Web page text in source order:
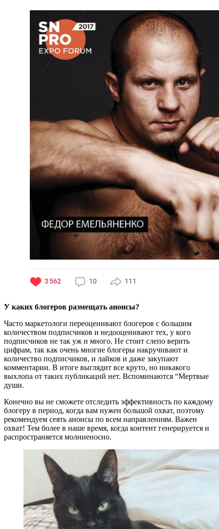
У каких блогеров размещать анонсы?
Часто маркетологи переоценивают блогеров с большим
количеством подписчиков и недооценивают тех, у кого
подписчиков не так уж и много. Не стоит слепо верить
цифрам, так как очень многие блогеры накручивают и
количество подписчиков, и лайков и даже закупают
комментарии. В итоге выглядит все круто, но никакого
выхлопа от таких публикаций нет. Вспоминаются “Мертвые
души.
Конечно вы не сможете отследить эффективность по каждому
блогеру в период, когда вам нужен большой охват, поэтому
рекомендуем сеять анонсы по всем направлениям. Важен
охват! Тем более в наше время, когда контент генерируется и
распространяется молниеносно.